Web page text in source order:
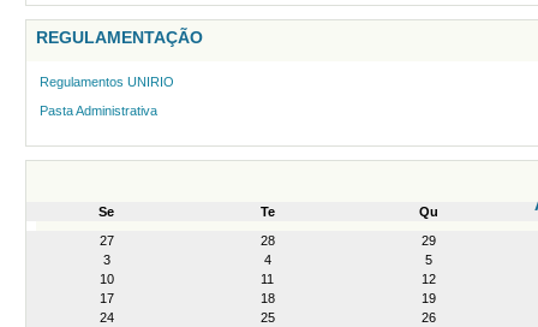
REGULAMENTAÇÃO
Regulamentos UNIRIO
Pasta Administrativa
Se Te
Qu
27
28
29
3
4
5
10
11
12
17
18
19
24
25
26